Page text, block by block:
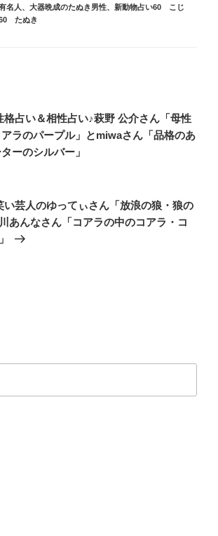
名人 、 大器晩成のたぬき男性、 新動物占い60 こじ
たぬき
格占い＆相性占い♪萩野 公介さん「母性
ラのパープル」とmiwaさん「品格のあ
ーのシルバー」
い芸人のゆってぃさん「放浪の狼・狼の
あんなさん「コアラの中のコアラ・コ